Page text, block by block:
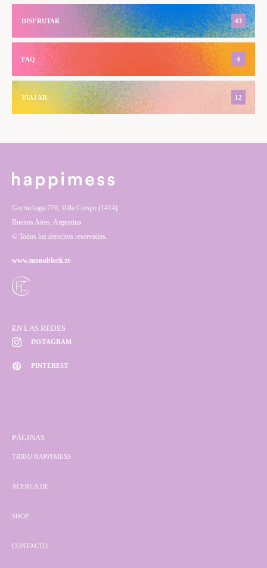
DISFRUTAR 43
FAQ 4
VIAJAR 12
Gurruchaga 770, Villa Crespo (1414)
Buenos Aires, Argentina
© Todos los derechos reservados.
www.monoblock.tv
EN LAS REDES
INSTAGRAM
PINTEREST
PÁGINAS
TRIBU HAPPIMESS
ACERCA DE
SHOP
CONTACTO